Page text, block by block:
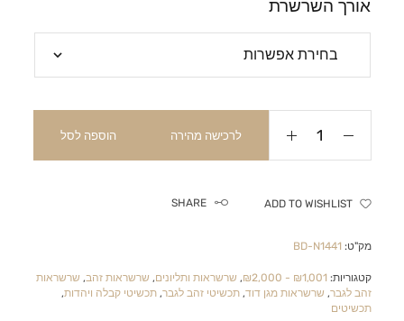
אורך השרשרת
לרכישה מהירה הוספה לסל
ADD TO WISHLIST
SHARE
מק"ט: BD-N1441
קטגוריות: ₪1,001 - ₪2,000
, שרשראות ותליונים, שרשראות זהב, שרשראות
זהב לגבר, שרשראות מגן דוד,תכשיטי זהב לגבר,תכשיטי קבלה ויהדות,
תכשיטים